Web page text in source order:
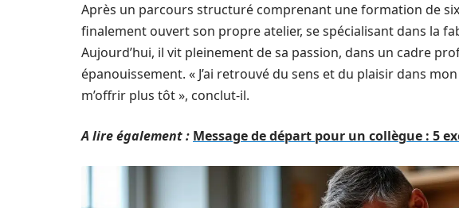
Après un parcours structuré comprenant une formation de
finalement ouvert son propre atelier, se spécialisant dans la
Aujourd’hui, il vit pleinement de sa passion, dans un cadre
épanouissement. « J’ai retrouvé du sens et du plaisir dans
m’offrir plus tôt », conclut-il.
A lire également : Message de départ pour un collègue : 5